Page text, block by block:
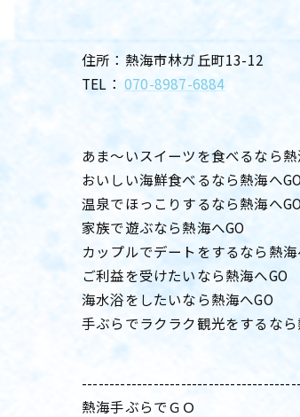
住所：熱海市林ガ丘町13-12
TEL： 070-8987-6884
あま〜いスイーツを食べるなら熱
おいしい海鮮食べるなら熱海へ
温泉でほっこりするなら熱海へGO
家族で遊ぶなら熱海へGO
カップルでデートをするなら熱海
ご利益を受けたいなら熱海へGO
海水浴をしたいなら熱海へGO
手ぶらでラクラク観光をするなら
熱海手ぶらでＧＯ